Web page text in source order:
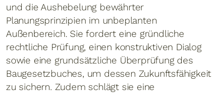
und die Aushebelung bewährter
Planungsprinzipien im unbeplanten
Außenbereich. Sie fordert eine gründliche
rechtliche Prüfung, einen konstruktiven Dialog
sowie eine grundsätzliche Überprüfung des
Baugesetzbuches, um dessen Zukunftsfähigkeit
zu sichern. Zudem schlägt sie eine